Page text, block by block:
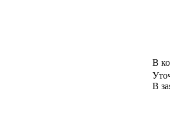
В
В